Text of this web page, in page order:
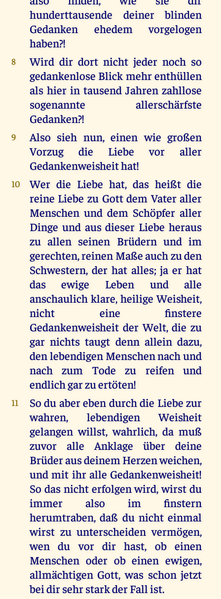
hunderttausende deiner blinden
Gedanken ehedem vorgelogen
haben?!
8
Wird dir dort nicht jeder noch so
gedankenlose Blick mehr enthüllen
als hier in tausend Jahren zahllose
sogenannte allerschärfste
Gedanken?!
9
Also sieh nun, einen wie großen
Vorzug die Liebe vor aller
Gedankenweisheit hat!
10
Wer die Liebe hat, das heißt die
reine Liebe zu Gott dem Vater aller
Menschen und dem Schöpfer aller
Dinge und aus dieser Liebe heraus
zu allen seinen Brüdern und im
gerechten, reinen Maße auch zu den
Schwestern, der hat alles; ja er hat
das ewige Leben und alle
anschaulich klare, heilige Weisheit,
nicht eine finstere
Gedankenweisheit der Welt, die zu
gar nichts taugt denn allein dazu,
den lebendigen Menschen nach und
nach zum Tode zu reifen und
endlich gar zu ertöten!
11
So du aber eben durch die Liebe zur
wahren, lebendigen Weisheit
gelangen willst, wahrlich, da muß
zuvor alle Anklage über deine
Brüder aus deinem Herzen weichen,
und mit ihr alle Gedankenweisheit!
So das nicht erfolgen wird, wirst du
immer also im finstern
herumtraben, daß du nicht einmal
wirst zu unterscheiden vermögen,
wen du vor dir hast, ob einen
Menschen oder ob einen ewigen,
allmächtigen Gott, was schon jetzt
bei dir sehr stark der Fall ist.